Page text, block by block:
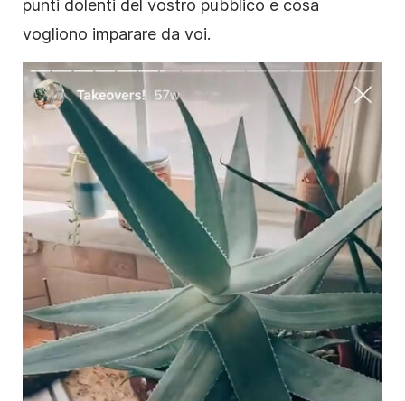
punti dolenti del vostro pubblico e cosa
vogliono imparare da voi.